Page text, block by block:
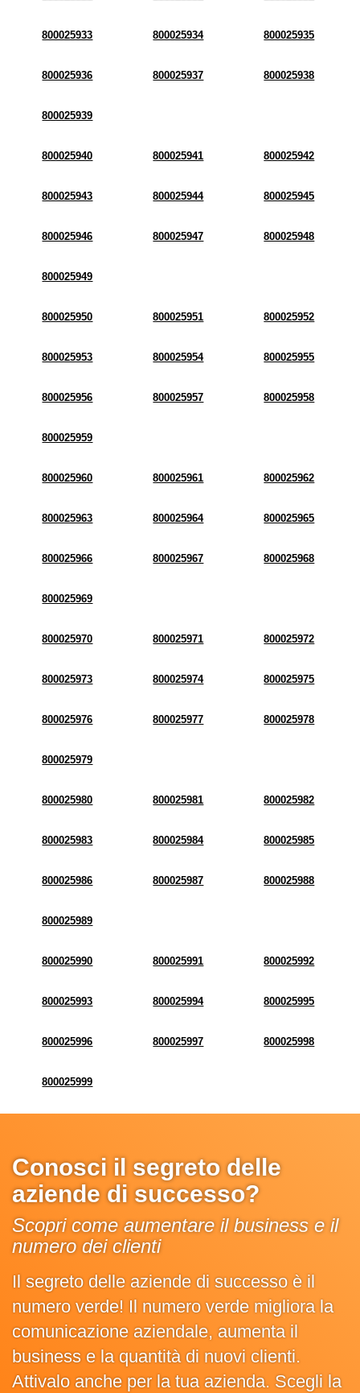
800025933 800025934 800025935
800025936 800025937 800025938
800025939
800025940 800025941 800025942
800025943 800025944 800025945
800025946 800025947 800025948
800025949
800025950 800025951 800025952
800025953 800025954 800025955
800025956 800025957 800025958
800025959
800025960 800025961 800025962
800025963 800025964 800025965
800025966 800025967 800025968
800025969
800025970 800025971 800025972
800025973 800025974 800025975
800025976 800025977 800025978
800025979
800025980 800025981 800025982
800025983 800025984 800025985
800025986 800025987 800025988
800025989
800025990 800025991 800025992
800025993 800025994 800025995
800025996 800025997 800025998
800025999
Conosci il segreto delle
aziende di successo?
Scopri come aumentare il business e il
numero dei clienti
Il segreto delle aziende di successo è il
numero verde! Il numero verde migliora la
comunicazione aziendale, aumenta il
business e la quantità di nuovi clienti.
Attivalo anche per la tua azienda. Scegli la